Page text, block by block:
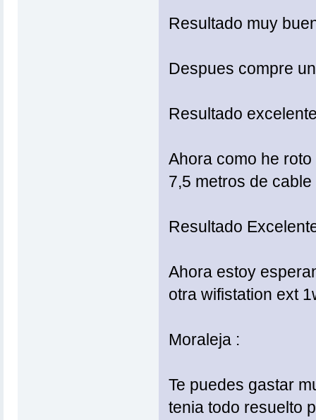
Resultado muy
Despues compre
Resultado
Ahora como he
7,5 metros de
Resultado
Ahora estoy
otra wifistation ext
Moraleja :
Te puedes gastar
tenia todo resuelto